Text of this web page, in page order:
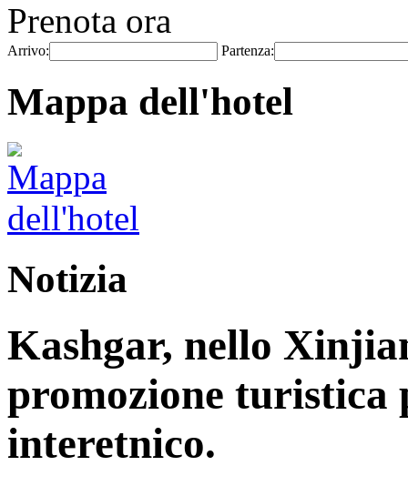
Prenota ora
Arrivo: Partenza:
Mappa dell'hotel
Notizia
Kashgar, nello
promozione turistica
interetnico.